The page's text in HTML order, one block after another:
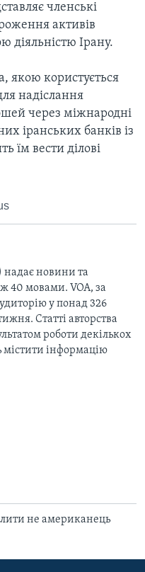
членські
активів
діяльністю Ірану.
якою користується
надіслання
через міжнародні
іранських банків із
їм вести ділові
надає новини та
40 мовами. VOA, за
у понад 326
Статті авторства
роботи декількох
містити інформацію
не американець